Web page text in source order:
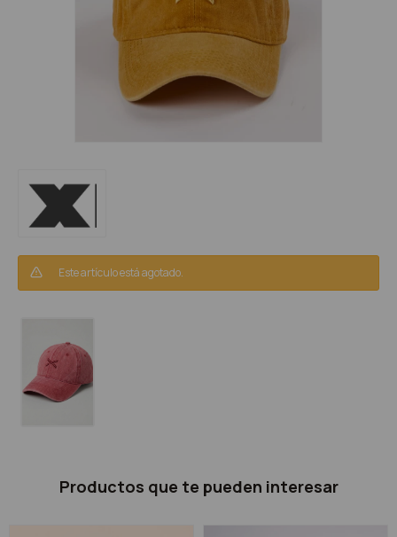
Este artículo está agotado.
Productos que te pueden interesar